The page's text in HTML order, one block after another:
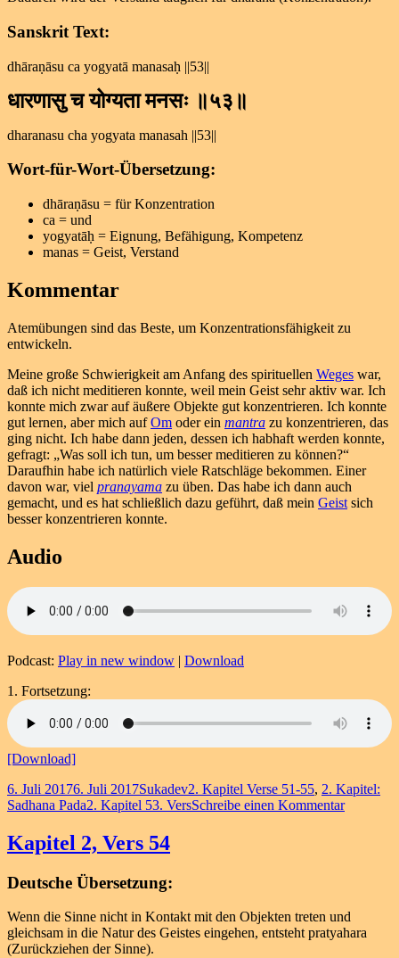
Sanskrit Text:
dhāraṇāsu ca yogyatā manasaḥ ||53||
धारणासु च योग्यता मनसः ॥५३॥
dharanasu cha yogyata manasah ||53||
Wort-für-Wort-Übersetzung:
dhāraṇāsu = für Konzentration
ca = und
yogyatāḥ = Eignung, Befähigung, Kompetenz
manas = Geist, Verstand
Kommentar
Atemübungen sind das Beste, um Konzentrationsfähigkeit zu
entwickeln.
Meine große Schwierigkeit am Anfang des spirituellen Weges war,
daß ich nicht meditieren konnte, weil mein Geist sehr aktiv war. Ich
konnte mich zwar auf äußere Objekte gut konzentrieren. Ich konnte
gut lernen, aber mich aufOm oder ein mantra zu konzentrieren, das
ging nicht. Ich habe dann jeden, dessen ich habhaft werden konnte,
gefragt: „Was soll ich tun, um besser meditieren zu können?“
Daraufhin habe ich natürlich viele Ratschläge bekommen. Einer
davon war, viel pranayama zu üben. Das habe ich dann auch
gemacht, und es hat schließlich dazu geführt, daß mein Geist sich
besser konzentrieren konnte.
Audio
Podcast: Play in new window | Download
1. Fortsetzung:
[Download]
Veröffentlicht
am
6. Juli 20176. Juli 2017Autor
SukadevKategorien
2. Kapitel Verse 51-55, 2. Kapitel:
Sadhana PadaSchlagwörter
2. Kapitel 53. VersSchreibe einen Kommentarzu
Kapitel 2, Vers 54
Deutsche Übersetzung:
Wenn die Sinne nicht in Kontakt mit den Objekten treten und
gleichsam in die Natur des Geistes eingehen, entsteht pratyahara
(Zurückziehen der Sinne).